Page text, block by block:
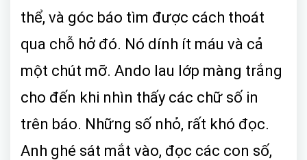
thể, và góc báo tìm được cách thoát
qua chỗ hở đó. Nó dính ít máu và cả
một chút mỡ. Ando lau lớp màng trắng
cho đến khi nhìn thấy các chữ số in
trên báo. Những số nhỏ, rất khó đọc.
Anh ghé sát mắt vào, đọc các con số,